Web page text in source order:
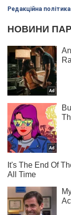
Редакційна політика